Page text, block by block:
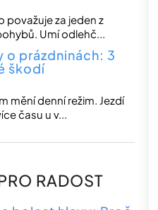
považuje za jeden z
Umí odlehč...
o prázdninách: 3
škodí
mění denní režim. Jezdí
času u v...
RADOST